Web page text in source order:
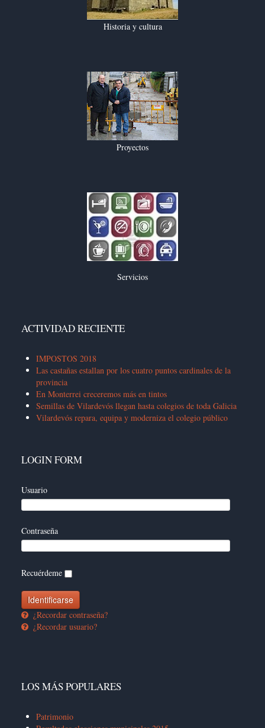
Historia y cultura
Proyectos
Servicios
ACTIVIDAD RECIENTE
IMPOSTOS 2018
Las castañas estallan por los cuatro puntos cardinales de la
provincia
En Monterrei creceremos más en tintos
Semillas de Vilardevós llegan hasta colegios de toda Galicia
Vilardevós repara, equipa y moderniza el colegio público
LOGIN FORM
Usuario
Contraseña
Recuérdeme
¿Recordar contraseña?
¿Recordar usuario?
LOS MÁS POPULARES
Patrimonio